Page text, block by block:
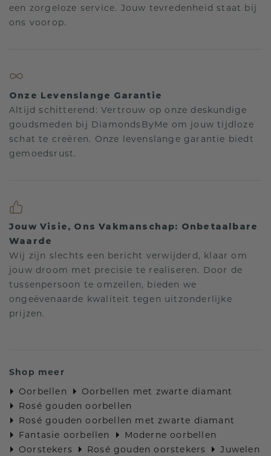
een zorgeloze service. Jouw tevredenheid staat bij
ons voorop.
Onze Levenslange Garantie
Altijd schitterend: Vertrouw op onze deskundige
goudsmeden bij DiamondsByMe om jouw tijdloze
schat te creëren. Onze levenslange garantie biedt
gemoedsrust.
Jouw Visie, Ons Vakmanschap: Onbetaalbare
Waarde
Wij zijn slechts een bericht verwijderd, klaar om
jouw droom met precisie te realiseren. Door de
tussenpersoon te omzeilen, bieden we
ongeëvenaarde kwaliteit tegen uitzonderlijke
prijzen.
Shop meer
Oorbellen
Oorbellen met zwarte diamant
Rosé gouden oorbellen
Rosé gouden oorbellen met zwarte diamant
Fantasie oorbellen
Moderne oorbellen
Oorstekers
Rosé gouden oorstekers Juwelen